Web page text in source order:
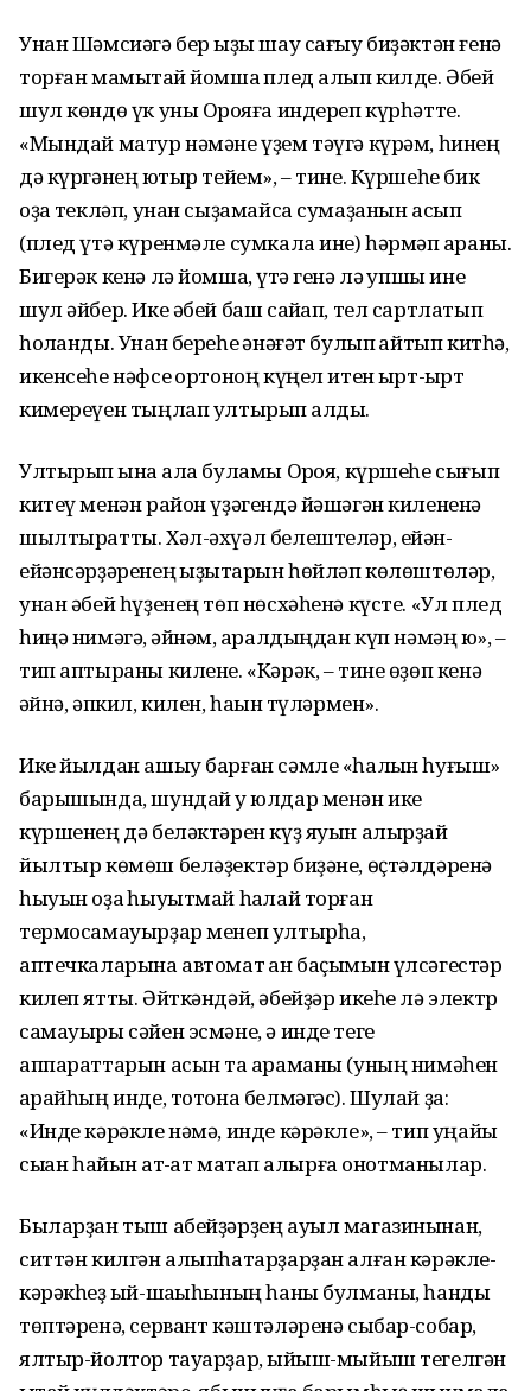
Унан Шәмсиәгә бер ҡыҙы шау сағыу биҙәктән ғенә
торған мамыҡтай йомшаҡ плед алып килде. Әбей
шул көндө үк уны Орҡояға индереп күрһәтте.
«Мындай матур нәмәне үҙем тәүгә күрәм, һинең
дә күргәнең юҡтыр тейем», – тине. Күршеһе бик
оҙаҡ текләп, унан сыҙамайса сумаҙанын асып
(плед үтә күренмәле сумкала ине) һәрмәп ҡараны.
Бигерәк кенә лә йомшаҡ, үтә генә лә ҡупшы ине
шул әйбер. Ике әбей баш сайҡап, тел сартлатып
һоҡланды. Унан береһе ҡәнәғәт булып ҡайтып китһә,
икенсеһе нәфсе ҡортоноң күңел итен ҡырт-ҡырт
кимереүен тыңлап ултырып ҡалды.
Ултырып ҡына ҡала буламы Орҡоя, күршеһе сығып
китеү менән район үҙәгендә йәшәгән килененә
шылтыратты. Хәл-әхүәл белештеләр, ейән-
ейәнсәрҙәренең ҡыҙыҡтарын һөйләп көлөштөләр,
унан әбей һүҙенең төп нөсхәһенә күсте. «Ул плед
һиңә нимәгә, ҡәйнәм, ҡаралдыңдан күп нәмәң юҡ», –
тип аптыраны килене. «Кәрәк, – тине өҙөп кенә
ҡәйнә, әпкил, килен, һаҡын түләрмен».
Ике йылдан ашыу барған сәмле «һалҡын һуғыш»
барышында, шундай уҡ юлдар менән ике
күршенең дә беләктәрен күҙ яуын алырҙай
йылтыр көмөш беләҙектәр биҙәне, өҫтәлдәренә
һыуын оҙаҡ һыуытмай һаҡлай торған
термосамауырҙар менеп ултырһа,
аптечкаларына автомат ҡан баҫымын үлсәгестәр
килеп ятты. Әйткәндәй, әбейҙәр икеһе лә электр
самауыры сәйен эсмәне, ә инде теге
аппараттарын асын та ҡараманы (уның нимәһен
ҡарайһың инде, тотона белмәгәс). Шулай ҙа:
«Инде кәрәкле нәмә, инде кәрәкле», – тип уңайы
сыҡҡан һайын ҡат-ҡат маҡтап алырға онотманылар.
Быларҙан тыш абейҙәрҙең ауыл магазинынан,
ситтән килгән алыпһатарҙарҙан алған кәрәкле-
кәрәкһеҙ ҡый-шаҡыһының һаны булманы, һандыҡ
төптәренә, сервант кәштәләренә сыбар-собар,
ялтыр-йолтор тауарҙар, ҡыйыш-мыйыш тегелгән